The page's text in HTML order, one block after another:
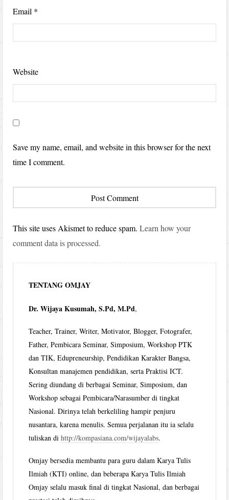
Email *
Website
Save my name, email, and website in this browser for the next
time I comment.
This site uses Akismet to reduce spam.Learn how your
comment data is processed.
TENTANG OMJAY
Dr. Wijaya Kusumah, S.Pd, M.Pd,
Teacher, Trainer, Writer, Motivator, Blogger, Fotografer,
Father, Pembicara Seminar, Simposium, Workshop PTK
dan TIK, Edupreneurship, Pendidikan Karakter Bangsa,
Konsultan manajemen pendidikan, serta Praktisi ICT.
Sering diundang di berbagai Seminar, Simposium, dan
Workshop sebagai Pembicara/Narasumber di tingkat
Nasional. Dirinya telah berkeliling hampir penjuru
nusantara, karena menulis. Semua perjalanan itu ia selalu
tuliskan dihttp://kompasiana.com/wijayalabs.
Omjay bersedia membantu para guru dalam Karya Tulis
Ilmiah (KTI) online, dan beberapa Karya Tulis Ilmiah
Omjay selalu masuk final di tingkat Nasional, dan berbagai